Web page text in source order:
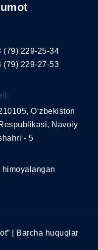
(79) 229-25-34
(79) 229-27-53
O‘zbekiston
Navoiy
- 5
himoyalangan
| Barcha huquqlar